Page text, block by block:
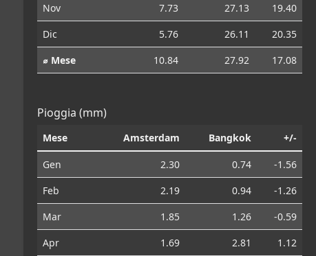
Nov
7.73 27.13
19.40
Dic
5.76 26.11
20.35
⌀ Mese
10.84 27.92 17.08
Pioggia (mm)
Mese Amsterdam Bangkok +/-
Gen 2.30 0.74
-1.56
Feb
2.19 0.94
-1.26
Mar
1.85 1.26
-0.59
Apr
1.69 2.81
1.12